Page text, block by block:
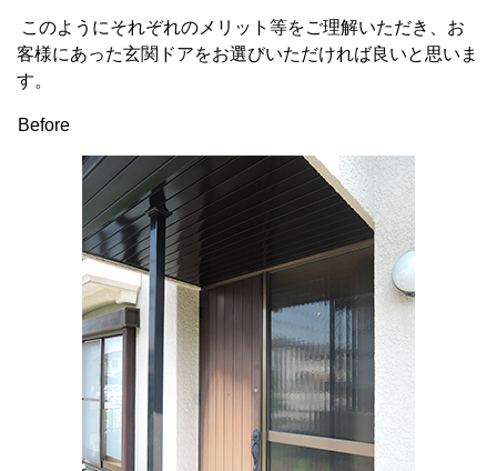
このようにそれぞれのメリット等をご理解いただき、お
客様にあった玄関ドアをお選びいただければ良いと思いま
す。
Before